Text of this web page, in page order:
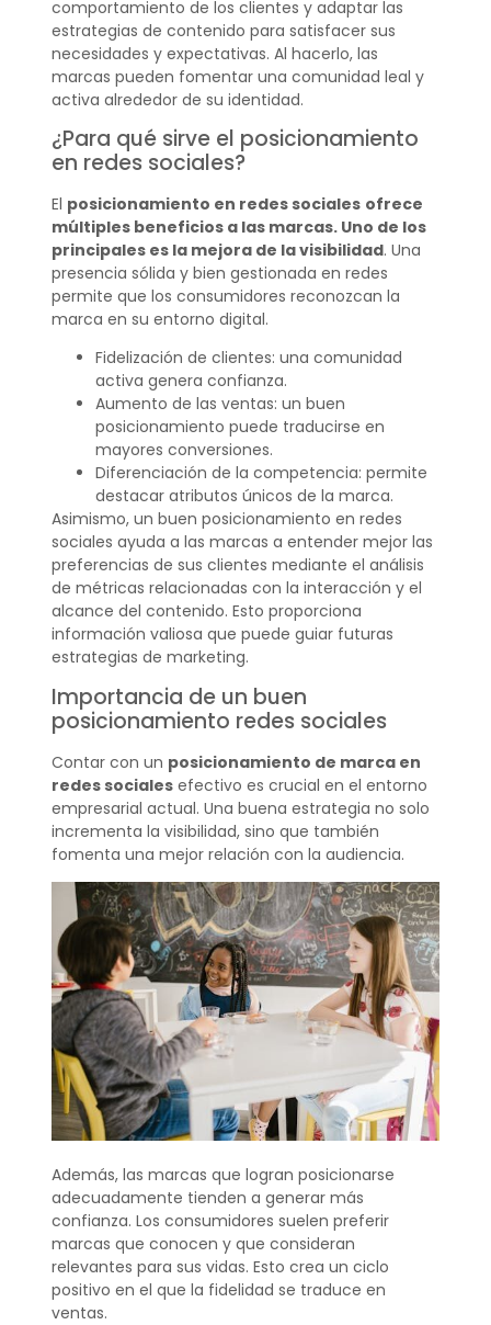
comportamiento de los clientes y adaptar las
estrategias de contenido para satisfacer sus
necesidades y expectativas. Al hacerlo, las
marcas pueden fomentar una comunidad leal y
activa alrededor de su identidad.
¿Para qué sirve el posicionamiento
en redes sociales?
El posicionamiento en redes sociales ofrece
múltiples beneficios a las marcas. Uno de los
principales es la mejora de la visibilidad. Una
presencia sólida y bien gestionada en redes
permite que los consumidores reconozcan la
marca en su entorno digital.
Fidelización de clientes: una comunidad
activa genera confianza.
Aumento de las ventas: un buen
posicionamiento puede traducirse en
mayores conversiones.
Diferenciación de la competencia: permite
destacar atributos únicos de la marca.
Asimismo, un buen posicionamiento en redes
sociales ayuda a las marcas a entender mejor las
preferencias de sus clientes mediante el análisis
de métricas relacionadas con la interacción y el
alcance del contenido. Esto proporciona
información valiosa que puede guiar futuras
estrategias de marketing.
Importancia de un buen
posicionamiento redes sociales
Contar con un posicionamiento de marca en
redes socialesefectivo es crucial en el entorno
empresarial actual. Una buena estrategia no solo
incrementa la visibilidad, sino que también
fomenta una mejor relación con la audiencia.
Además, las marcas que logran posicionarse
adecuadamente tienden a generar más
confianza. Los consumidores suelen preferir
marcas que conocen y que consideran
relevantes para sus vidas. Esto crea un ciclo
positivo en el que la fidelidad se traduce en
ventas.